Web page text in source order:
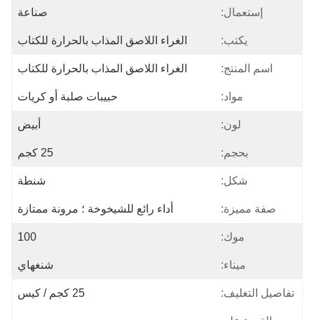
إستعمال: صناعة
يكتب: الغراء اللاصق المذاب بالحرارة للكتاب
اسم المنتج: الغراء اللاصق المذاب بالحرارة للكتاب
مواد: حبيبات صلبة أو كريات
لون: أبيض
بحجم: 25 كجم
شكل: شنطة
صفة مميزة: أداء رائع للشيخوخة ؛ مرونة ممتازة
موك: 100
ميناء: شنغهاي
تفاصيل التغليف: 25 كجم / كيس